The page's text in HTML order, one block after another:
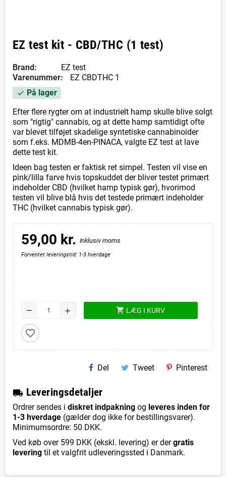
EZ test kit - CBD/THC (1 test)
Brand:
EZ test
Varenummer:
EZ CBDTHC 1
check På lager
Efter flere rygter om at industrielt hamp skulle blive solgt
som "rigtig" cannabis, og at dette hamp samtidigt ofte
var blevet tilføjet skadelige syntetiske cannabinoider
som f.eks. MDMB-4en-PINACA, valgte EZ test at lave
dette test kit.
Ideen bag testen er faktisk ret simpel. Testen vil vise en
pink/lilla farve hvis topskuddet der bliver testet primært
indeholder CBD (hvilket hamp typisk gør), hvorimod
testen vil blive blå hvis det testede primært indeholder
THC (hvilket cannabis typisk gør).
59,00 kr. Inklusiv moms
Forventet leveringstid: 1-3 hverdage
remove add shopping_cart LÆG I KURV
favorite_border
Del Tweet Pinterest
local_shipping Leveringsdetaljer
Ordrer sendes i diskret indpakning og leveres inden for
1-3 hverdage (gælder dog ikke for bestillingsvarer).
Minimumsordre: 50 DKK.
Ved køb over 599 DKK (ekskl. levering) er dergratis
levering til et valgfrit udleveringssted i Danmark.